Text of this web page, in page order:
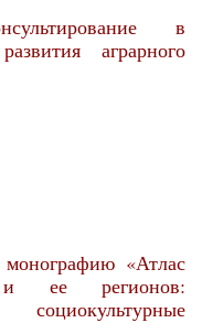
в
аграрного
«Атлас
и ее регионов: